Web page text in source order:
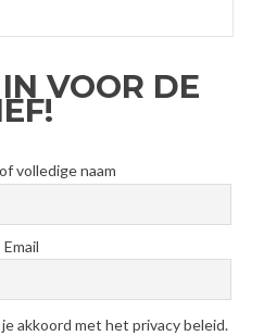
VOOR DE
volledige naam
Email
akkoord met het privacy beleid.